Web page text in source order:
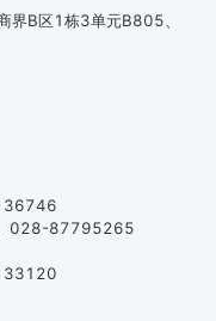
界B区1栋3单元B805、
028-87795265